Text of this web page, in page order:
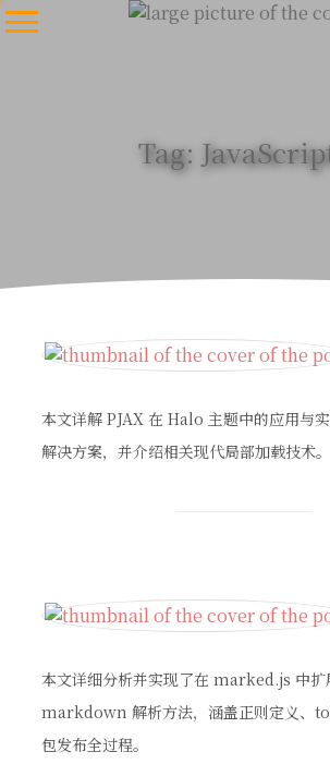
Tag:
本文详解 PJAX 在 Halo 主题中的应用与
解决方案，并介绍相关现代局部加载技术。
本文详细分析并实现了在 marked.js 中扩
markdown 解析方法，涵盖正则定义、
包发布全过程。